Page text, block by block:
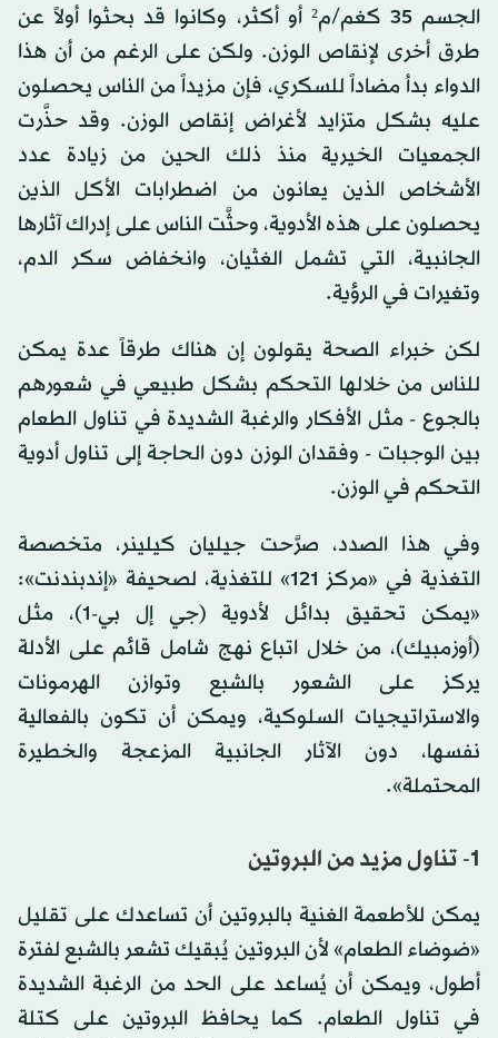
الجسم 35 كغم/م² أو أكثر، وكانوا قد بحثوا أولاً عن
طرق أخرى لإنقاص الوزن. ولكن على الرغم من أن هذا
الدواء بدأ مضاداً للسكري، فإن مزيداً من الناس يحصلون
عليه بشكل متزايد لأغراض إنقاص الوزن. وقد حذَّرت
الجمعيات الخيرية منذ ذلك الحين من زيادة عدد
الأشخاص الذين يعانون من اضطرابات الأكل الذين
يحصلون على هذه الأدوية، وحثَّت الناس على إدراك آثارها
الجانبية، التي تشمل الغثيان، وانخفاض سكر الدم،
وتغيرات في الرؤية.
لكن خبراء الصحة يقولون إن هناك طرقاً عدة يمكن
للناس من خلالها التحكم بشكل طبيعي في شعورهم
بالجوع - مثل الأفكار والرغبة الشديدة في تناول الطعام
بين الوجبات - وفقدان الوزن دون الحاجة إلى تناول أدوية
التحكم في الوزن.
وفي هذا الصدد، صرَّحت جيليان كيلينر، متخصصة
التغذية في «مركز 121» للتغذية، لصحيفة «إندبندنت»:
«يمكن تحقيق بدائل لأدوية (جي إل بي-1)، مثل
(أوزمبيك)، من خلال اتباع نهج شامل قائم على الأدلة
يركز على الشعور بالشبع وتوازن الهرمونات
والاستراتيجيات السلوكية، ويمكن أن تكون بالفعالية
نفسها، دون الآثار الجانبية المزعجة والخطيرة
المحتملة».
1- تناول مزيد من البروتين
يمكن للأطعمة الغنية بالبروتين أن تساعدك على تقليل
«ضوضاء الطعام» لأن البروتين يُبقيك تشعر بالشبع لفترة
أطول، ويمكن أن يُساعد على الحد من الرغبة الشديدة
في تناول الطعام. كما يحافظ البروتين على كتلة